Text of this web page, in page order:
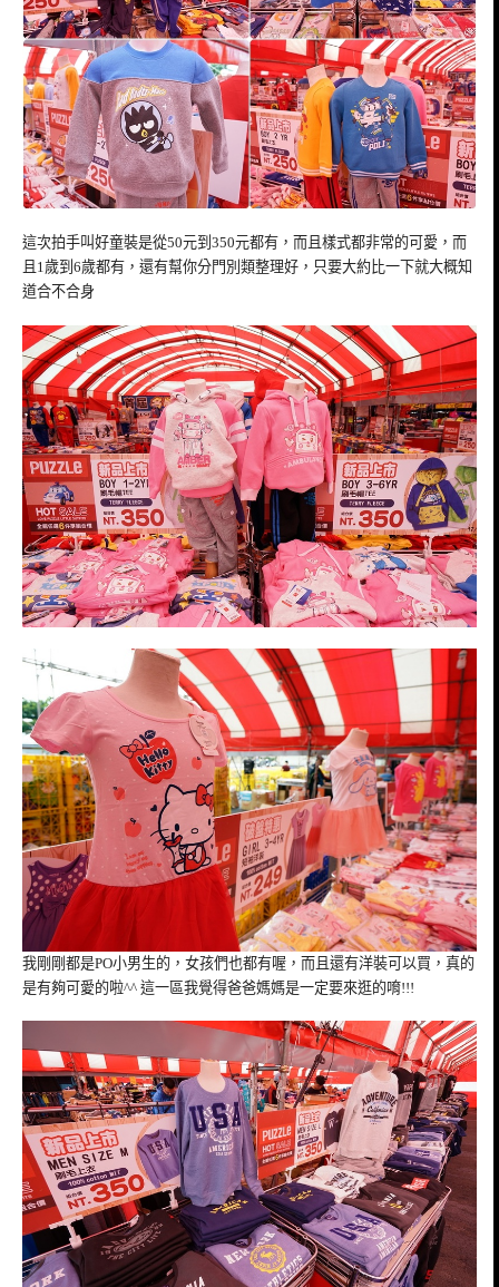
這次拍手叫好童裝是從50元到350元都有，而且樣式都非常的可愛，而
且1歲到6歲都有，還有幫你分門別類整理好，只要大約比一下就大概知
道合不合身
我剛剛都是PO小男生的，女孩們也都有喔，而且還有洋裝可以買，真的
是有夠可愛的啦^^ 這一區我覺得爸爸媽媽是一定要來逛的唷!!!